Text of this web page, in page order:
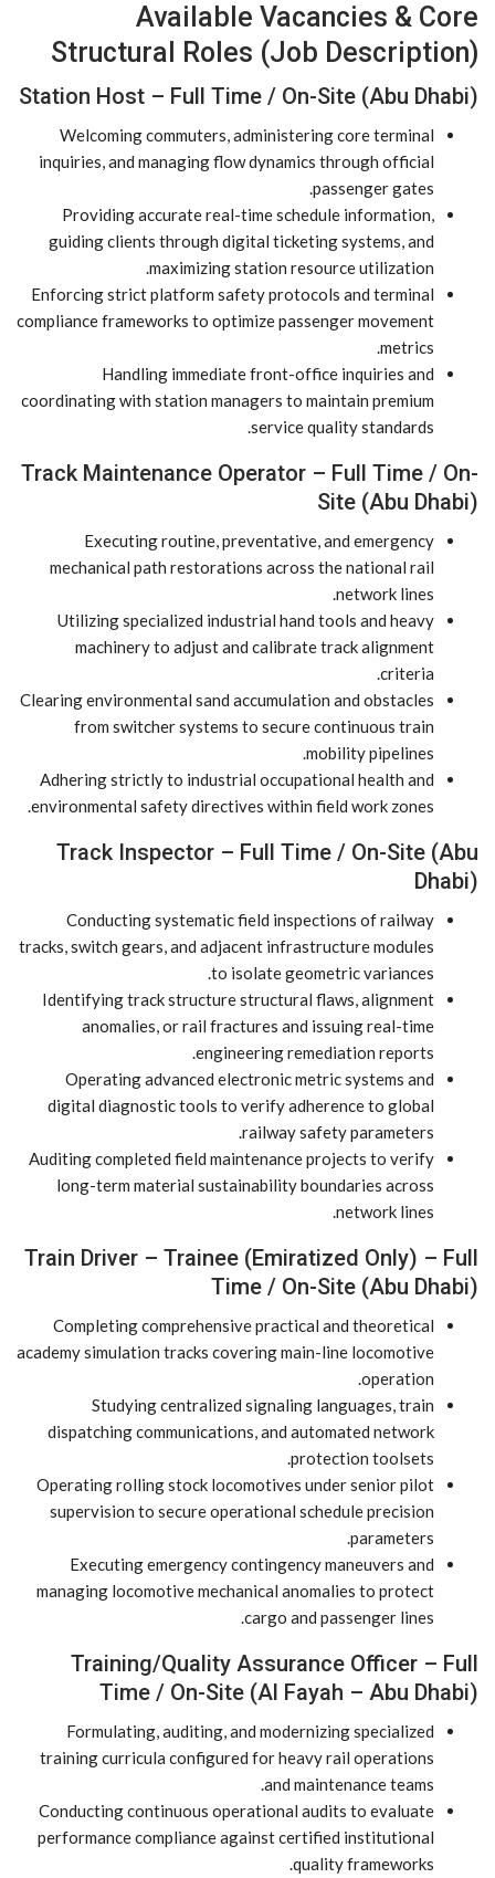
Available Vacancies & Core
Structural Roles (Job Description)
Station Host – Full Time / On-Site (Abu Dhabi)
Welcoming commuters, administering core terminal
inquiries, and managing flow dynamics through official
passenger gates.
Providing accurate real-time schedule information,
guiding clients through digital ticketing systems, and
maximizing station resource utilization.
Enforcing strict platform safety protocols and terminal
compliance frameworks to optimize passenger movement
metrics.
Handling immediate front-office inquiries and
coordinating with station managers to maintain premium
service quality standards.
Track Maintenance Operator – Full Time / On-
Site (Abu Dhabi)
Executing routine, preventative, and emergency
mechanical path restorations across the national rail
network lines.
Utilizing specialized industrial hand tools and heavy
machinery to adjust and calibrate track alignment
criteria.
Clearing environmental sand accumulation and obstacles
from switcher systems to secure continuous train
mobility pipelines.
Adhering strictly to industrial occupational health and
environmental safety directives within field work zones.
Track Inspector – Full Time / On-Site (Abu
Dhabi)
Conducting systematic field inspections of railway
tracks, switch gears, and adjacent infrastructure modules
to isolate geometric variances.
Identifying track structure structural flaws, alignment
anomalies, or rail fractures and issuing real-time
engineering remediation reports.
Operating advanced electronic metric systems and
digital diagnostic tools to verify adherence to global
railway safety parameters.
Auditing completed field maintenance projects to verify
long-term material sustainability boundaries across
network lines.
Train Driver – Trainee (Emiratized Only) – Full
Time / On-Site (Abu Dhabi)
Completing comprehensive practical and theoretical
academy simulation tracks covering main-line locomotive
operation.
Studying centralized signaling languages, train
dispatching communications, and automated network
protection toolsets.
Operating rolling stock locomotives under senior pilot
supervision to secure operational schedule precision
parameters.
Executing emergency contingency maneuvers and
managing locomotive mechanical anomalies to protect
cargo and passenger lines.
Training/Quality Assurance Officer – Full
Time / On-Site (Al Fayah – Abu Dhabi)
Formulating, auditing, and modernizing specialized
training curricula configured for heavy rail operations
and maintenance teams.
Conducting continuous operational audits to evaluate
performance compliance against certified institutional
quality frameworks.